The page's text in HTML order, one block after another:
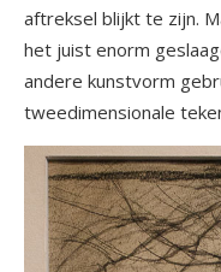
aftreksel blijkt te zijn.
het juist enorm
andere kunstvorm
tweedimensionale